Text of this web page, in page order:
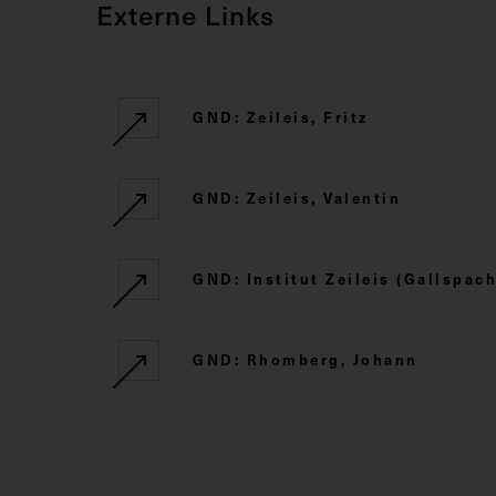
Externe Links
GND: Zeileis, Fritz
GND: Zeileis, Valentin
GND: Institut Zeileis
GND: Rhomberg, Johann